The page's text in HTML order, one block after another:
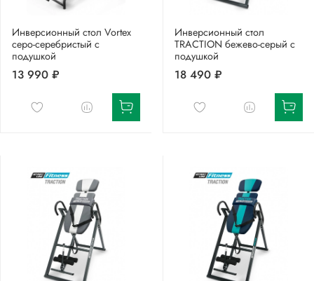
Инверсионный стол Vortex
серо-серебристый с
подушкой
13 990 ₽
Инверсионный стол
TRACTION бежево-серый с
подушкой
18 490 ₽